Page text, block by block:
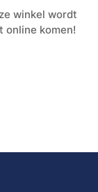
winkel wordt
online komen!